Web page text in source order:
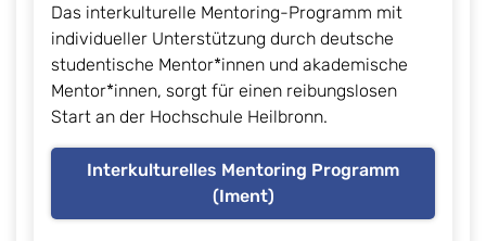
Das interkulturelle Mentoring-Programm mit
individueller Unterstützung durch deutsche
studentische Mentor*innen und akademische
Mentor*innen, sorgt für einen reibungslosen
Start an der Hochschule Heilbronn.
Interkulturelles Mentoring Programm
(Iment)